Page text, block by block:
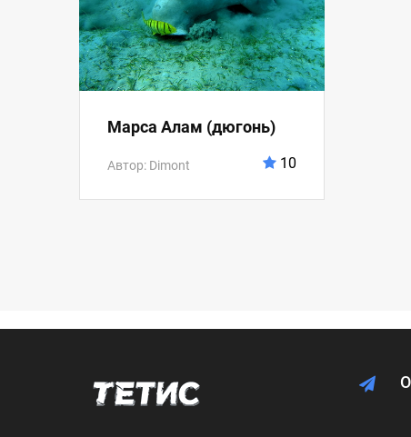
Марса Алам (дюгонь)
Автор: Dimont 10